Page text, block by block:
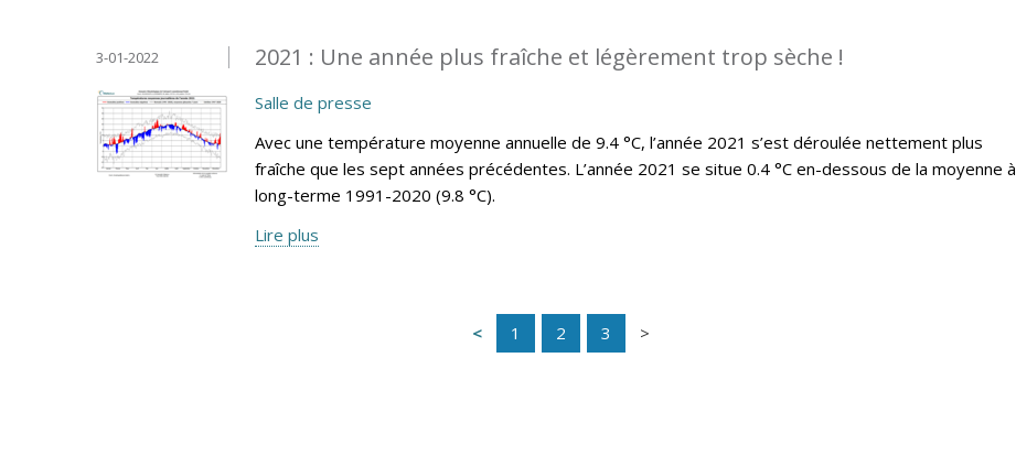
2021 : Une année plus fraîche et légèrement trop sèche !
3-01-2022
Salle de presse
Avec une température moyenne annuelle de 9.4 °C, l’année 2021 s’est déroulée nettement plus
fraîche que les sept années précédentes. L’année 2021 se situe 0.4 °C en-dessous de la moyenne à
long-terme 1991-2020 (9.8 °C).
Lire plus
1 2 3